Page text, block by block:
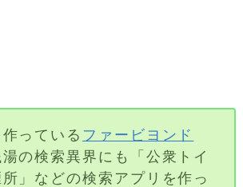
っている ファービヨンド
の検索異界にも「公衆トイ
」などの検索アプリを作っ